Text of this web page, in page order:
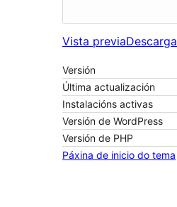
Vista previaDescarga
Versión
Última actualización
Instalacións activas
Versión de WordPress
Versión de PHP
Páxina de inicio do tema